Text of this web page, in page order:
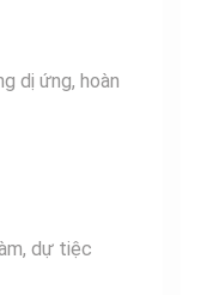
dị ứng, hoàn
dự tiệc